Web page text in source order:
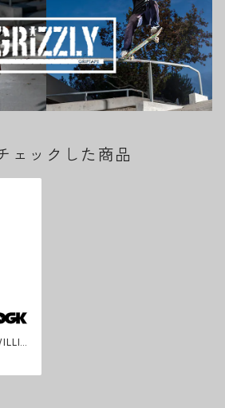
ェックした商品
LIM